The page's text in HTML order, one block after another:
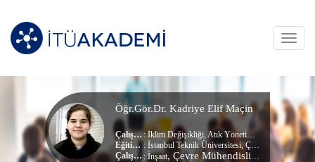
Öğr.Gör.Dr. Kadriye Elif Maçin
Çalışma Alanları:İklim Değişikliği, Atık Yönetimi ,
Çevre
Eğitim Durumu
: İstanbul Teknik Üniversitesi, Çevre Bilimleri Mühendisliği Ve Yönetimi (dr) (Doktora)
Çalıştığı Birim :İnşaat, Çevre Mühendisliği Bölümü